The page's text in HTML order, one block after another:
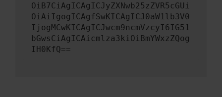
OiB7CiAgICAgICJyZXNwb25zZVR5cGUi
OiAiIgogICAgfSwKICAgICJ0aW1lb3V0
IjogMCwKICAgICJwcm9ncmVzcyI6IG51
bGwsCiAgICAicmlza3kiOiBmYWxzZQog
IH0KfQ==